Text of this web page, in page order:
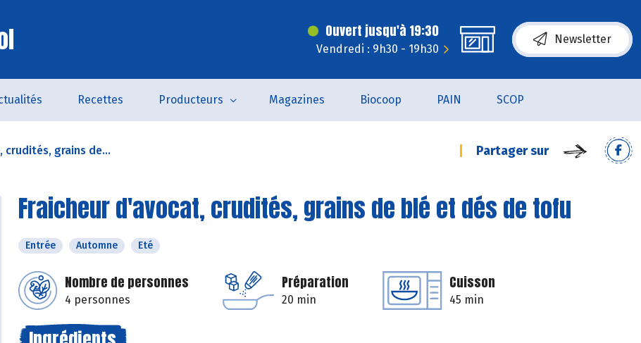
Ouvert jusqu'à 19:30
Vendredi : 9h30 - 19h30
Newsletter
Recettes Producteurs Magazines Biocoop PAIN SCOP
crudités, grains de... Partager sur
Fraicheur d'avocat, crudités, grains de blé et dés de tofu
Entrée Automne Eté
Nombre de personnes
4 personnes
Préparation
20 min
Cuisson
45 min